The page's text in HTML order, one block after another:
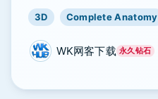
3D Complete Anatomy
WK网客下载 永久钻石